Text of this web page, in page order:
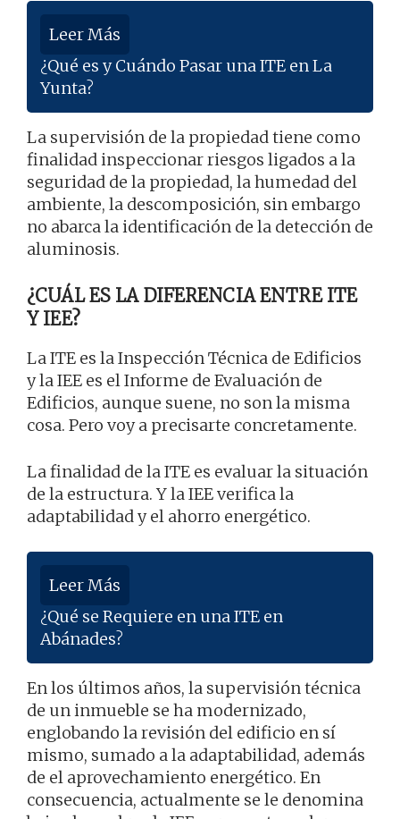
Leer Más
¿Qué es y Cuándo Pasar una ITE en La
Yunta?
La supervisión de la propiedad tiene como
finalidad inspeccionar riesgos ligados a la
seguridad de la propiedad, la humedad del
ambiente, la descomposición, sin embargo
no abarca la identificación de la detección de
aluminosis.
¿CUÁL ES LA DIFERENCIA ENTRE ITE
Y IEE?
La ITE es la Inspección Técnica de Edificios
y la IEE es el Informe de Evaluación de
Edificios, aunque suene, no son la misma
cosa. Pero voy a precisarte concretamente.
La finalidad de la ITE es evaluar la situación
de la estructura. Y la IEE verifica la
adaptabilidad y el ahorro energético.
Leer Más
¿Qué se Requiere en una ITE en
Abánades?
En los últimos años, la supervisión técnica
de un inmueble se ha modernizado,
englobando la revisión del edificio en sí
mismo, sumado a la adaptabilidad, además
de el aprovechamiento energético. En
consecuencia, actualmente se le denomina